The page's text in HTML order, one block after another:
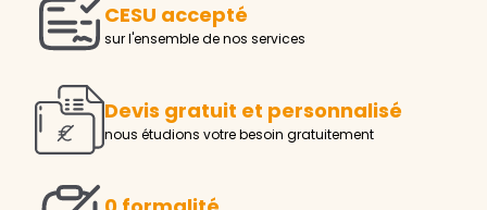
CESU accepté
sur l'ensemble de nos services
Devis gratuit et personnalisé
nous étudions votre besoin gratuitement